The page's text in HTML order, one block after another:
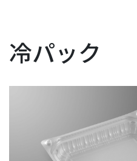
冷パック